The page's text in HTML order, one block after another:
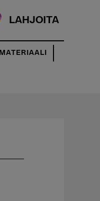
LAHJOITA
MATERIAALI